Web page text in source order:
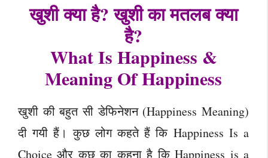
खुशी क्या है? खुशी का मतलब क्या
है?
What Is Happiness &
Meaning Of Happiness
खुशी की बहुत सी डेफिनेशन (Happiness Meaning)
दी गयी हैं। कुछ लोग कहते हैं कि Happiness Is a
Choice और कुछ का कहना है कि Happiness is a